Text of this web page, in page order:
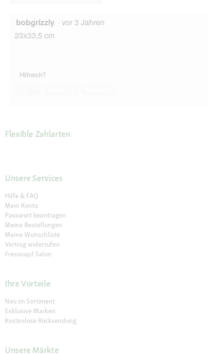
bobgrizzly · vor 3 Jahren
23x33,5 cm
Hilfreich?
Flexible Zahlarten
Unsere Services
Hilfe & FAQ
Mein Konto
Passwort beantragen
Meine Bestellungen
Meine Wunschliste
Vertrag widerrufen
Fressnapf Salon
Ihre Vorteile
Neu im Sortiment
Exklusive Marken
Kostenlose Rücksendung
Unsere Märkte